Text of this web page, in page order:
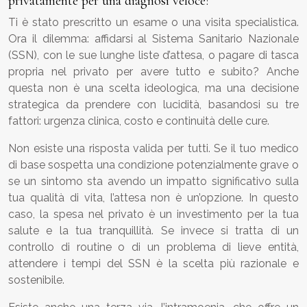
Ti è stato prescritto un esame o una visita specialistica.
Ora il dilemma: affidarsi al Sistema Sanitario Nazionale
(SSN), con le sue lunghe liste d’attesa, o pagare di tasca
propria nel privato per avere tutto e subito? Anche
questa non è una scelta ideologica, ma una decisione
strategica da prendere con lucidità, basandosi su tre
fattori: urgenza clinica, costo e continuità delle cure.
Non esiste una risposta valida per tutti. Se il tuo medico
di base sospetta una condizione potenzialmente grave o
se un sintomo sta avendo un impatto significativo sulla
tua qualità di vita, l’attesa non è un’opzione. In questo
caso, la spesa nel privato è un investimento per la tua
salute e la tua tranquillità. Se invece si tratta di un
controllo di routine o di un problema di lieve entità,
attendere i tempi del SSN è la scelta più razionale e
sostenibile.